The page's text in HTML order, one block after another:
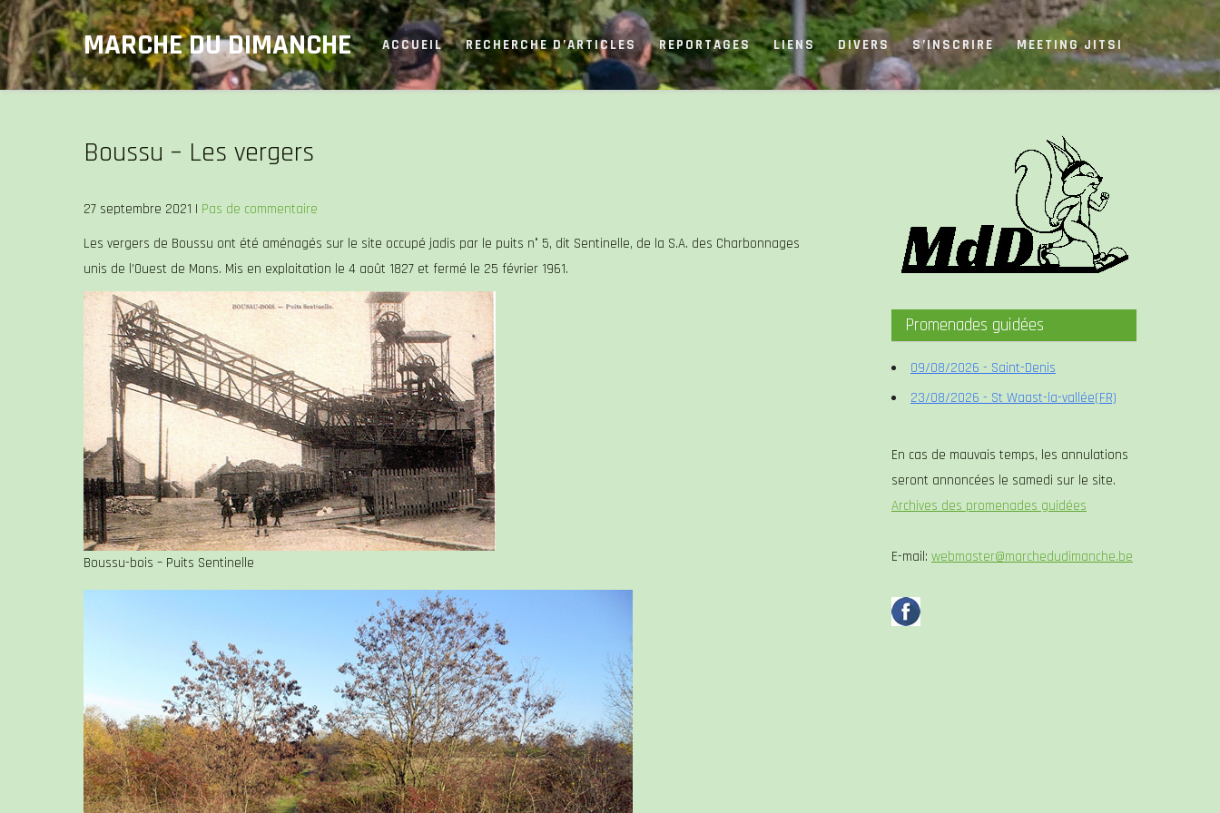
Skip
to
content
MARCHE DU DIMANCHE ACCUEIL RECHERCHE D’ARTICLES REPORTAGES LIENS DIVERS S’INSCRIRE MEETING JITSI
Boussu – Les vergers
27 septembre 2021 | Pas de commentaire
Les vergers de Boussu ont été aménagés sur le site occupé jadis par le puits n° 5, dit Sentinelle, de la S.A. des Charbonnages
unis de l’Ouest de Mons. Mis en exploitation le 4 août 1827 et fermé le 25 février 1961.
Boussu-bois – Puits Sentinelle
Promenades guidées
09/08/2026 - Saint-Denis
23/08/2026 - St Waast-la-vallée(FR)
En cas de mauvais temps, les annulations
seront annoncées le samedi sur le site.
Archives des promenades guidées
E-mail: webmaster@marchedudimanche.be